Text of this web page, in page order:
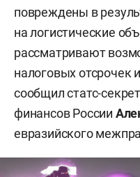
повреждены в
на логистические
рассматривают
налоговых отсрочек
сообщил статс-
финансов России
евразийского